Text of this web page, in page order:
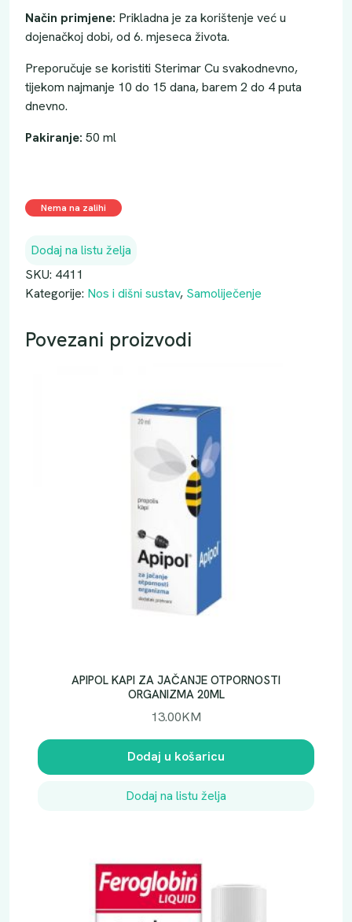
Način primjene: Prikladna je za korištenje već u
dojenačkoj dobi, od 6. mjeseca života.
Preporučuje se koristiti Sterimar Cu svakodnevno,
tijekom najmanje 10 do 15 dana, barem 2 do 4 puta
dnevno.
Pakiranje: 50 ml
Nema na zalihi
Dodaj na listu želja
SKU: 4411
Kategorije: Nos i dišni sustav, Samoliječenje
Povezani proizvodi
APIPOL KAPI ZA JAČANJE OTPORNOSTI
ORGANIZMA 20ML
13.00KM
Dodaj u košaricu
Dodaj na listu želja